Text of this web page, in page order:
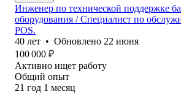
Инженер по технической поддержке
оборудования / Специалист по
POS.
40 лет • Обновлено 22 июня
100 000 ₽
Активно ищет работу
Общий опыт
21 год 1 месяц